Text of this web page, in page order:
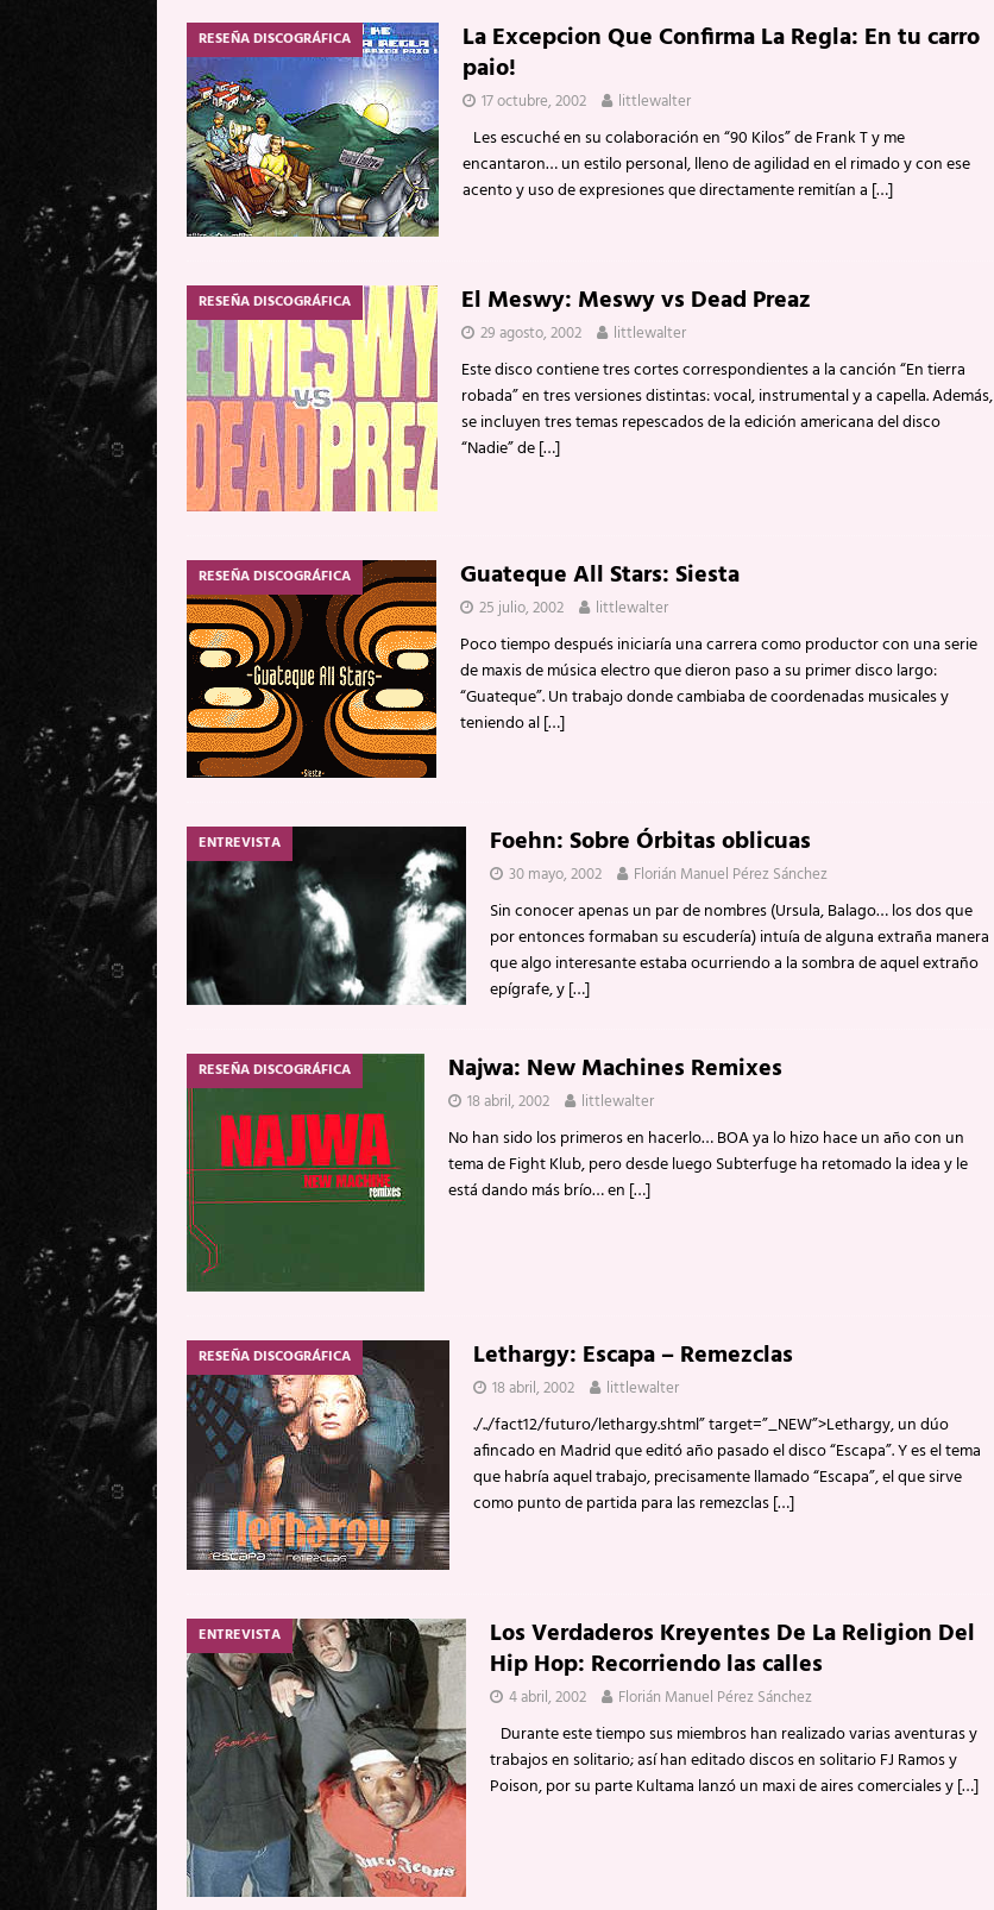
RESEÑA DISCOGRÁFICA
La Excepcion Que Confirma La Regla: En tu carro
paio!
17 octubre, 2002 littlewalter
Les escuché en su colaboración en “90 Kilos” de Frank T y me
encantaron… un estilo personal, lleno de agilidad en el rimado y con ese
acento y uso de expresiones que directamente remitían a […]
RESEÑA DISCOGRÁFICA El Meswy: Meswy vs Dead Preaz
29 agosto, 2002 littlewalter
Este disco contiene tres cortes correspondientes a la canción “En tierra
robada” en tres versiones distintas: vocal, instrumental y a capella. Además,
se incluyen tres temas repescados de la edición americana del disco
“Nadie” de[…]
RESEÑA DISCOGRÁFICA Guateque All Stars: Siesta
25 julio, 2002 littlewalter
Poco tiempo después iniciaría una carrera como productor con una serie
de maxis de música electro que dieron paso a su primer disco largo:
“Guateque”. Un trabajo donde cambiaba de coordenadas musicales y
teniendo al[…]
ENTREVISTA Foehn: Sobre Órbitas oblicuas
30 mayo, 2002 Florián Manuel Pérez Sánchez
Sin conocer apenas un par de nombres (Ursula, Balago… los dos que
por entonces formaban su escudería) intuía de alguna extraña manera
que algo interesante estaba ocurriendo a la sombra de aquel extraño
epígrafe, y[…]
RESEÑA DISCOGRÁFICA Najwa: New Machines Remixes
18 abril, 2002 littlewalter
No han sido los primeros en hacerlo… BOA ya lo hizo hace un año con un
tema de Fight Klub, pero desde luego Subterfuge ha retomado la idea y le
está dando más brío… en […]
RESEÑA DISCOGRÁFICA Lethargy: Escapa – Remezclas
18 abril, 2002 littlewalter
./../fact12/futuro/lethargy.shtml” target=”_NEW”>Lethargy, un dúo
afincado en Madrid que editó año pasado el disco “Escapa”. Y es el tema
que habría aquel trabajo, precisamente llamado “Escapa”, el que sirve
como punto de partida para las remezclas[…]
ENTREVISTA
Los Verdaderos Kreyentes De La Religion Del
Hip Hop: Recorriendo las calles
4 abril, 2002 Florián Manuel Pérez Sánchez
Durante este tiempo sus miembros han realizado varias aventuras y
trabajos en solitario; así han editado discos en solitario FJ Ramos y
Poison, por su parte Kultama lanzó un maxi de aires comerciales y[…]